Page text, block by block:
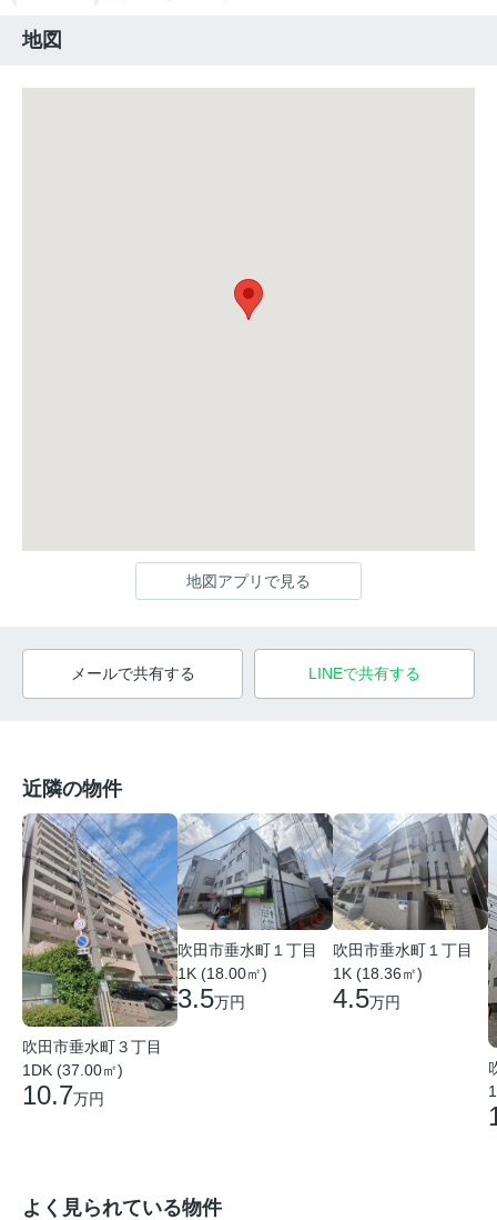
地図
地図アプリで見る
メールで共有する LINEで共有する
近隣の物件
吹田市垂水町３丁目
1DK (37.00㎡)
10.7万円
吹田市垂水町１丁目
1K (18.00㎡)
3.5万円
吹田市垂水町１丁目
1K (18.36㎡)
4.5万円
よく見られている物件